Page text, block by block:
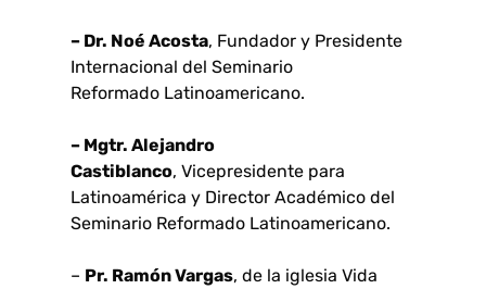
– Dr. Noé Acosta, Fundador y Presidente
Internacional del Seminario
Reformado Latinoamericano.
– Mgtr. Alejandro
Castiblanco, Vicepresidente para
Latinoamérica y Director Académico del
Seminario Reformado Latinoamericano.
– Pr. Ramón Vargas, de la iglesia Vida